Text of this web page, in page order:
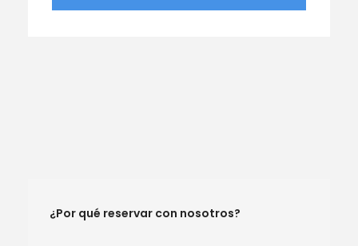
¿Por qué reservar con nosotros?